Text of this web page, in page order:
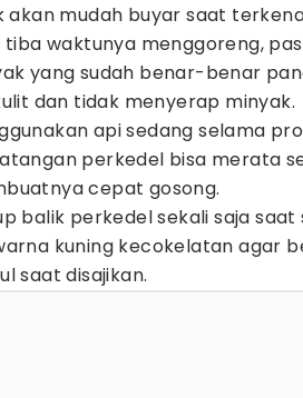
akan mudah buyar saat
tiba waktunya menggoreng,
yang sudah benar-benar
dan tidak menyerap minyak.
api sedang selama
perkedel bisa merata
cepat gosong.
balik perkedel sekali saja saat
kuning kecokelatan agar
saat disajikan.